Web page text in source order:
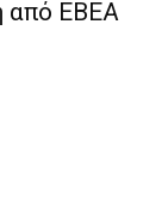
από ΕΒΕΑ